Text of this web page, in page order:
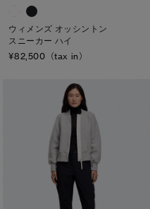
ウィメンズ オッシントン
スニーカー ハイ
¥82,500（tax in）